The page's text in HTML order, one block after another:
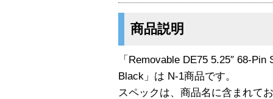
商品説明
「Removable DE75 5.25″ 68-
Black」は N-1商品です。
スペックは、商品名に含まれて